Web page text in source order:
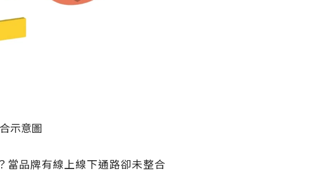
示意圖
當品牌有線上線下通路卻未整合